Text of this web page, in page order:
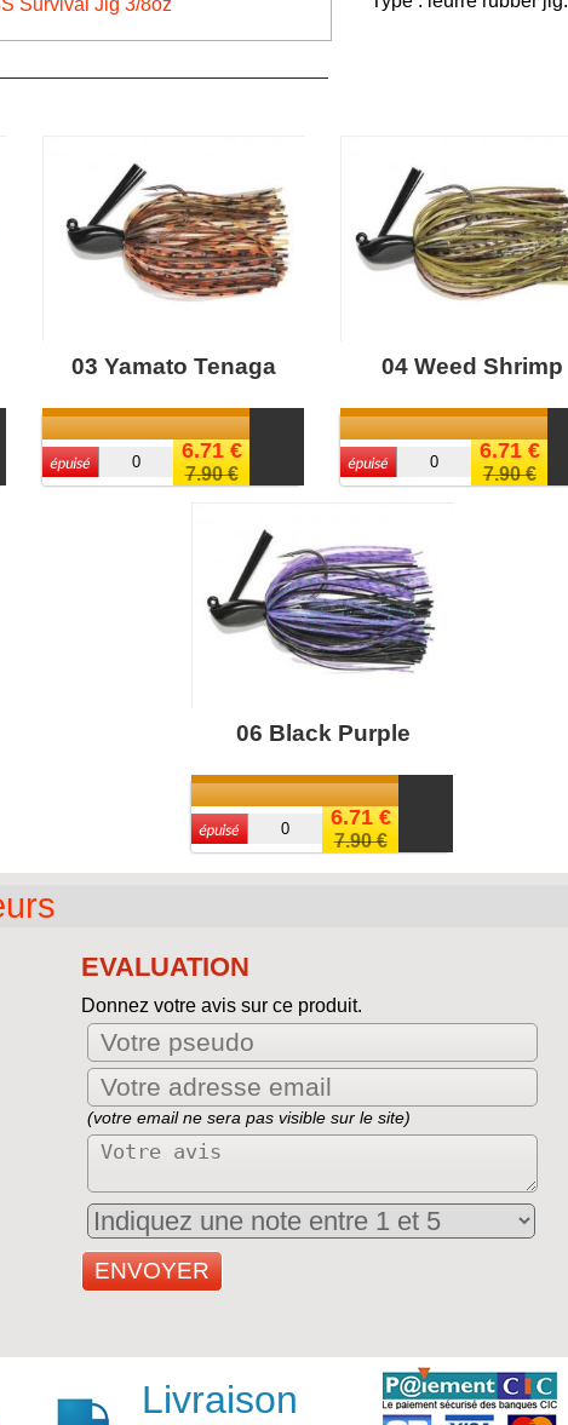
Survival Jig 3/8oz
03 Yamato Tenaga
6.71 €
7.90 €
04 Weed Shrimp
6.71 €
7.90 €
06 Black Purple
6.71 €
7.90 €
EVALUATION
Donnez votre avis sur ce produit.
(votre email ne sera pas visible sur le site)
Livraison